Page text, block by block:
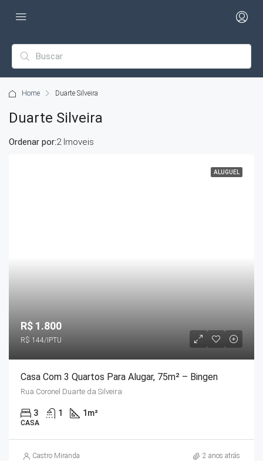
Home Duarte Silveira
Duarte Silveira
2 Imoveis
Ordenar por:
ALUGUEL
R$ 1.800
R$ 144/IPTU
Casa Com 3 Quartos Para Alugar, 75m² – Bingen
Rua Coronel Duarte da Silveira
3 1 1 m²
CASA
Castro Miranda 2 anos atrás